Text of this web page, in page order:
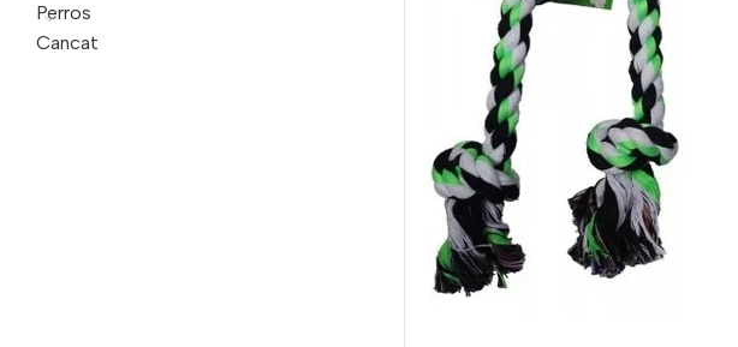
Perros
Cancat